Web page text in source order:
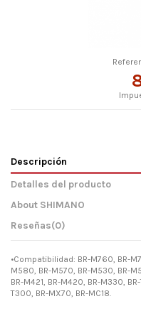
Descripción
Detalles del producto
About SHIMANO
Reseñas(0)
•Compatibilidad: BR-M760, BR-
M580, BR-M570, BR-M530, BR-
BR-M421, BR-M420, BR-M330,
T300, BR-MX70, BR-MC18.